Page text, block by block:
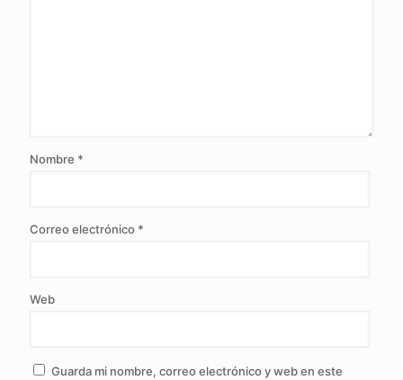
Nombre *
Correo electrónico *
Web
Guarda mi nombre, correo electrónico y web en este